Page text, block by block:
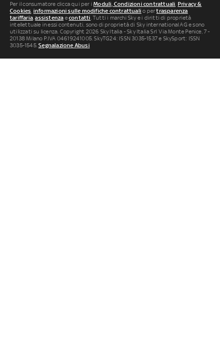
Per il consumatore clicca qui per iModuli, Condizioni contrattuali, Privacy &
Cookies, informazioni sulle modifiche contrattuali o pertrasparenza
tariffaria,assistenza econtatti. Tutti i marchi Sky e i diritti di proprietà
intellettuale in essi contenuti, sono di proprietà di Sky international AG e sono
utilizzati su licenza. Copyright 2026 Sky Italia - Sky Italia Srl Via Monte Penice, 7 -
20138 Milano P.IVA 04619241005. SkyTG24: ISSN 3035-1537 e SkySport: ISSN
3035-1545.Segnalazione Abusi